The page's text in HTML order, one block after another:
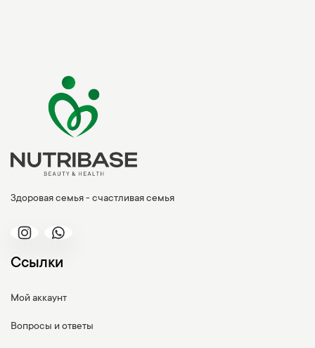
Здоровая семья - счастливая семья
Ссылки
Мой аккаунт
Вопросы и ответы